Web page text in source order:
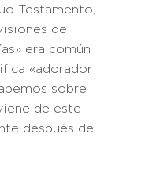
Testamento,
de
era común
«adorador
sobre
de este
después de